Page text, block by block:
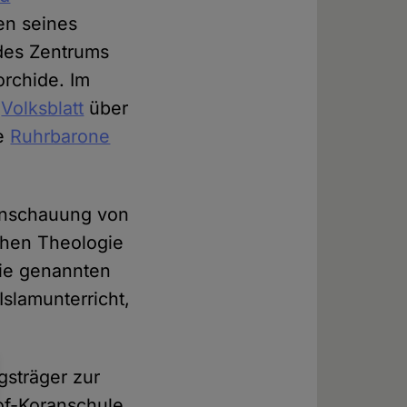
seines
Zentrums
Im
Volksblatt über
Ruhrbarone
von
Theologie
genannten
zur